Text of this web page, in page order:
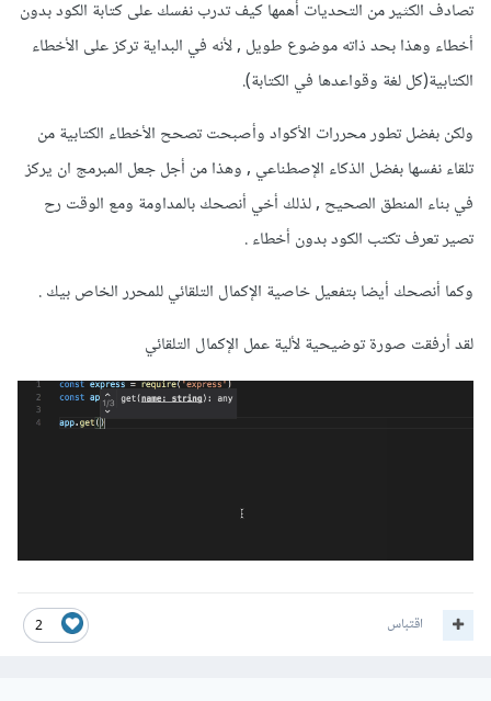
تصادف الكثير من التحديات أهمها كيف تدرب نفسك على كتابة الكود بدون
أخطاء وهذا بحد ذاته موضوع طويل , لأنه في البداية تركز على الأخطاء
الكتابية(كل لغة وقواعدها في الكتابة).
ولكن بفضل تطور محررات الأكواد وأصبحت تصحح الأخطاء الكتابية من
تلقاء نفسها بفضل الذكاء الإصطناعي , وهذا من أجل جعل المبرمج ان يركز
في بناء المنطق الصحيح , لذلك أخي أنصحك بالمداومة ومع الوقت رح
تصير تعرف تكتب الكود بدون أخطاء .
وكما أنصحك أيضا بتفعيل خاصية الإكمال التلقائي للمحرر الخاص بيك .
لقد أرفقت صورة توضيحية لألية عمل الإكمال التلقائي
2 اقتباس